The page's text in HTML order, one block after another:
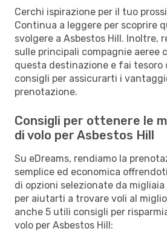
Cerchi ispirazione per il tuo
Continua a leggere per scoprire
svolgere a Asbestos Hill. Inoltre,
sulle principali compagnie aeree
questa destinazione e fai tesoro
consigli per assicurarti i
prenotazione.
Consigli per ottenere le
di volo per Asbestos Hill
Su eDreams, rendiamo la
semplice ed economica
di opzioni selezionate da
per aiutarti a trovare voli al
anche 5 utili consigli per
volo per Asbestos Hill: